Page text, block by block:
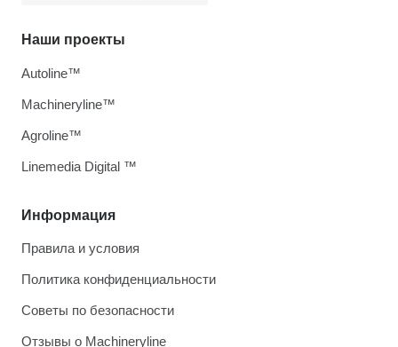
Информация
Правила и условия
Политика конфиденциальности
Советы по безопасности
Отзывы о Machineryline
Наши проекты
Autoline™
Machineryline™
Agroline™
Linemedia Digital ™